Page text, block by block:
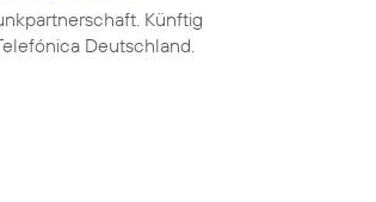
Künftig
Deutschland.